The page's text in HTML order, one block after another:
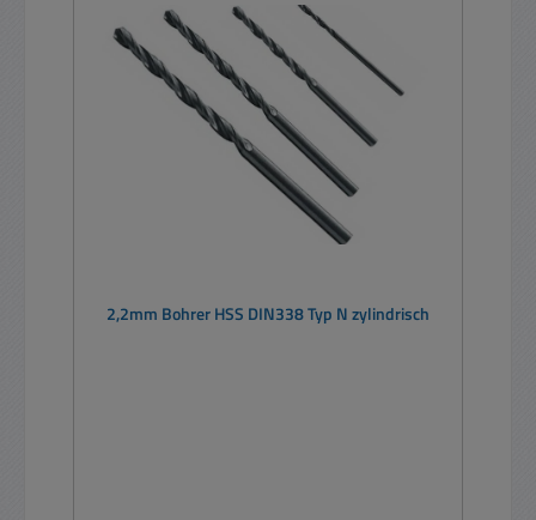
2,2mm Bohrer HSS DIN338 Typ N zylindrisch